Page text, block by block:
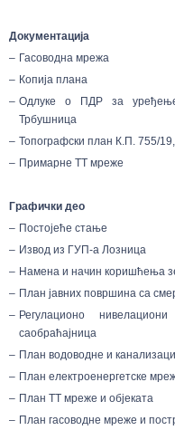
Документација
– Гасоводна мрежа
– Копија плана
– Одлуке о ПДР за
Трбушница
– Топографски план К.П. 755/
– Примарне ТТ мреже
Графички део
– Постојеће стање
– Извод из ГУП-а Лозница
– Намена и начин коришћења
– План јавних површина са
– Регулационо
саобраћајница
– План водоводне и
– План електроенергетске
– План ТТ мреже и објеката
– План гасоводне мреже и